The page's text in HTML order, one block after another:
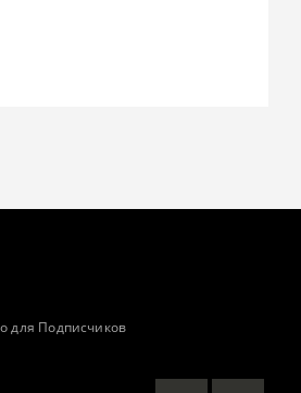
для Подписчиков